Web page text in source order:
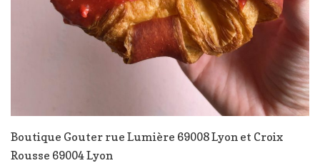
Boutique Gouter rue Lumière 69008 Lyon et Croix
Rousse 69004 Lyon